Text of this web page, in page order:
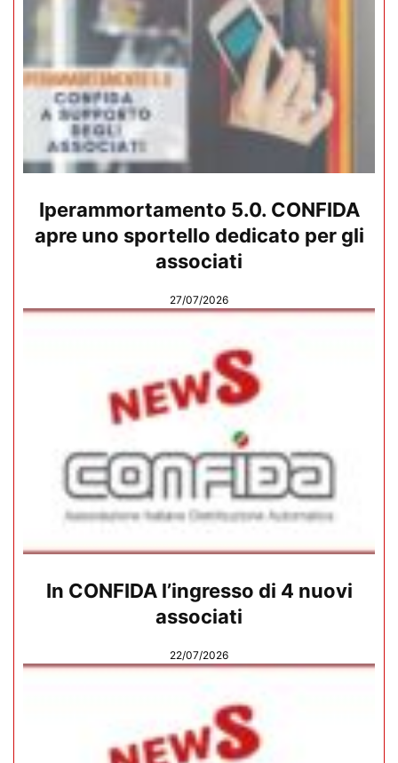
Iperammortamento 5.0. CONFIDA
apre uno sportello dedicato per gli
associati
27/07/2026
In CONFIDA l’ingresso di 4 nuovi
associati
22/07/2026